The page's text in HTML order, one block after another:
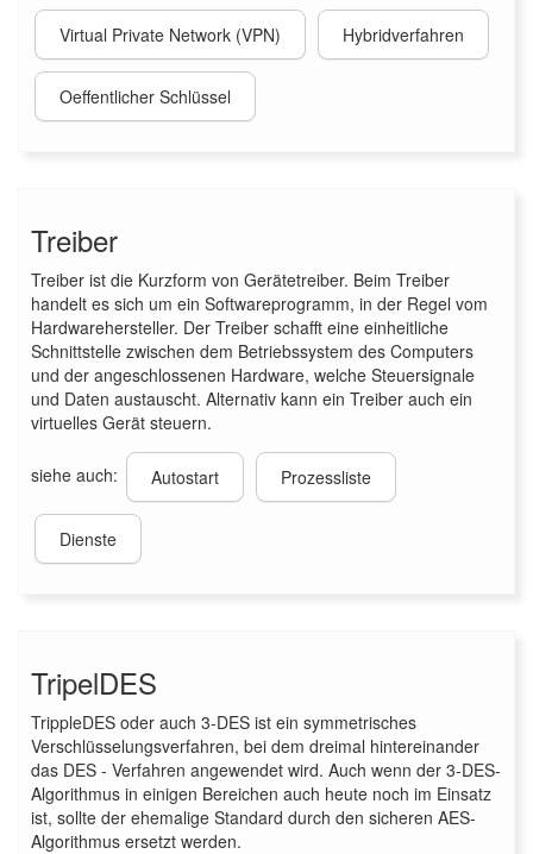
Virtual Private Network (VPN) Hybridverfahren
Oeffentlicher Schlüssel
Treiber
Treiber ist die Kurzform von Gerätetreiber. Beim Treiber
handelt es sich um ein Softwareprogramm, in der Regel vom
Hardwarehersteller. Der Treiber schafft eine einheitliche
Schnittstelle zwischen dem Betriebssystem des Computers
und der angeschlossenen Hardware, welche Steuersignale
und Daten austauscht. Alternativ kann ein Treiber auch ein
virtuelles Gerät steuern.
siehe auch: Autostart Prozessliste
Dienste
TripelDES
TrippleDES oder auch 3-DES ist ein symmetrisches
Verschlüsselungsverfahren, bei dem dreimal hintereinander
das DES - Verfahren angewendet wird. Auch wenn der 3-DES-
Algorithmus in einigen Bereichen auch heute noch im Einsatz
ist, sollte der ehemalige Standard durch den sicheren AES-
Algorithmus ersetzt werden.